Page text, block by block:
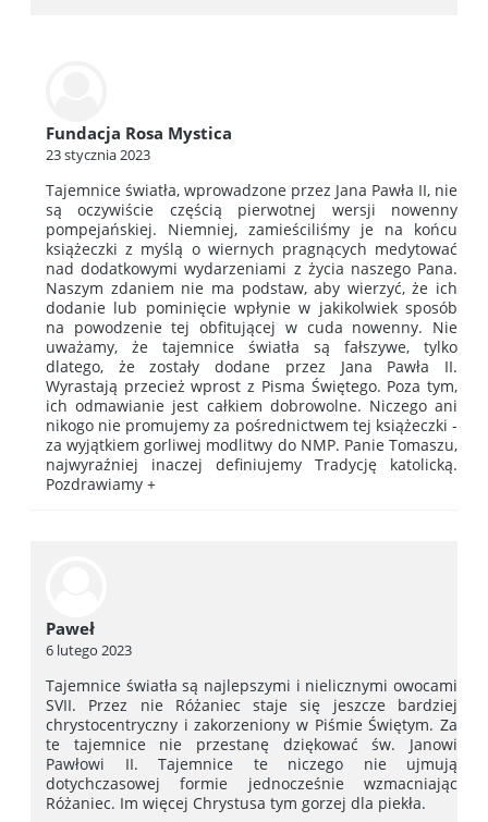
Fundacja Rosa Mystica
23 stycznia 2023
Tajemnice światła, wprowadzone przez Jana Pawła II, nie
są oczywiście częścią pierwotnej wersji nowenny
pompejańskiej. Niemniej, zamieściliśmy je na końcu
książeczki z myślą o wiernych pragnących medytować
nad dodatkowymi wydarzeniami z życia naszego Pana.
Naszym zdaniem nie ma podstaw, aby wierzyć, że ich
dodanie lub pominięcie wpłynie w jakikolwiek sposób
na powodzenie tej obfitującej w cuda nowenny. Nie
uważamy, że tajemnice światła są fałszywe, tylko
dlatego, że zostały dodane przez Jana Pawła II.
Wyrastają przecież wprost z Pisma Świętego. Poza tym,
ich odmawianie jest całkiem dobrowolne. Niczego ani
nikogo nie promujemy za pośrednictwem tej książeczki -
za wyjątkiem gorliwej modlitwy do NMP. Panie Tomaszu,
najwyraźniej inaczej definiujemy Tradycję katolicką.
Pozdrawiamy +
Paweł
6 lutego 2023
Tajemnice światła są najlepszymi i nielicznymi owocami
SVII. Przez nie Różaniec staje się jeszcze bardziej
chrystocentryczny i zakorzeniony w Piśmie Świętym. Za
te tajemnice nie przestanę dziękować św. Janowi
Pawłowi II. Tajemnice te niczego nie ujmują
dotychczasowej formie jednocześnie wzmacniając
Różaniec. Im więcej Chrystusa tym gorzej dla piekła.